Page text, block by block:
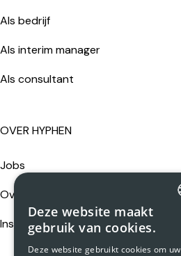
Als bedrijf
Als interim manager
Als consultant
OVER HYPHEN
Jobs
Over ons
Insights
Deze website maakt
gebruik van cookies.
Deze website gebruikt cookies om uw